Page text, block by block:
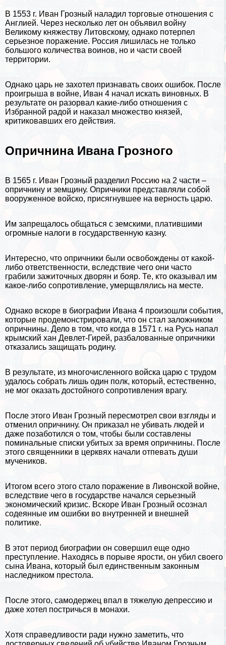
В 1553 г. Иван Грозный наладил торговые отношения с
Англией. Через несколько лет он объявил войну
Великому княжеству Литовскому, однако потерпел
серьезное поражение. Россия лишилась не только
большого количества воинов, но и части своей
территории.
Однако царь не захотел признавать своих ошибок. После
проигрыша в войне, Иван 4 начал искать виновных. В
результате он разорвал какие-либо отношения с
Избранной радой и наказал множество князей,
критиковавших его действия.
Опричнина Ивана Грозного
В 1565 г. Иван Грозный разделил Россию на 2 части –
опричнину и земщину. Опричники представляли собой
вооруженное войско, присягнувшее на верность царю.
Им запрещалось общаться с земскими, платившими
огромные налоги в государственную казну.
Интересно, что опричники были освобождены от какой-
либо ответственности, вследствие чего они часто
грабили зажиточных дворян и бояр. Те, кто оказывал им
какое-либо сопротивление, умерщвлялись на месте.
Однако вскоре в биографии Ивана 4 произошли события,
которые продемонстрировали, что он стал заложником
опричнины. Дело в том, что когда в 1571 г. на Русь напал
крымский хан Девлет-Гирей, разбалованные опричники
отказались защищать родину.
В результате, из многочисленного войска царю с трудом
удалось собрать лишь один полк, который, естественно,
не мог оказать достойного сопротивления врагу.
После этого Иван Грозный пересмотрел свои взгляды и
отменил опричнину. Он приказал не убивать людей и
даже позаботился о том, чтобы были составлены
поминальные списки убитых за время опричнины. После
этого священники в церквях начали отпевать души
мучеников.
Итогом всего этого стало поражение в Ливонской войне,
вследствие чего в государстве начался серьезный
экономический кризис. Вскоре Иван Грозный осознал
содеянные им ошибки во внутренней и внешней
политике.
В этот период биографии он совершил еще одно
преступление. Находясь в порыве ярости, он убил своего
сына Ивана, который был единственным законным
наследником престола.
После этого, самодержец впал в тяжелую депрессию и
даже хотел постричься в монахи.
Хотя справедливости ради нужно заметить, что